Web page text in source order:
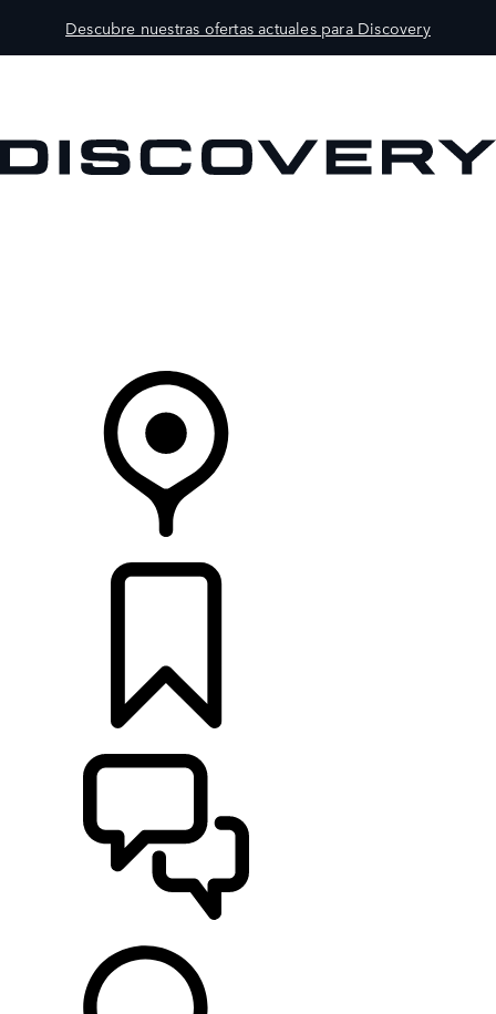
Descubre nuestras ofertas actuales para Discovery